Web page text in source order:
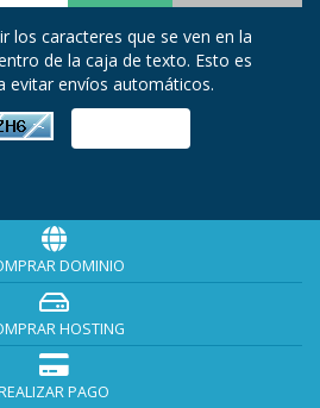
los caracteres que se ven en la
de la caja de texto. Esto es
evitar envíos automáticos.
DOMINIO
HOSTING
PAGO